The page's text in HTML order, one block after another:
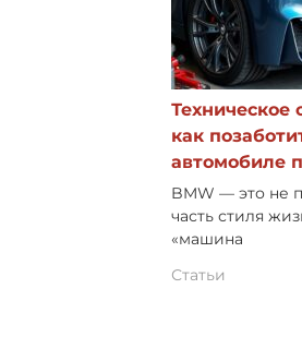
Техническое
как
автомобиле
BMW — это не
часть стиля
«машина
Статьи